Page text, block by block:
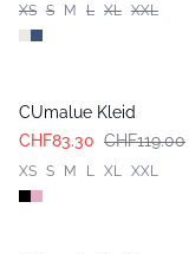
XS S M L XL XXL
CUmalue Kleid
CHF83.30 CHF119.00
XS S M L XL XXL